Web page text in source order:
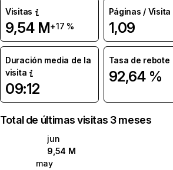
Visitas
9,54 M+17 %
Páginas / Visita
1,09
Duración media de la
visita
09:12
Tasa de rebote
92,64 %
Total de últimas visitas 3 meses
jun
9,54 M
may